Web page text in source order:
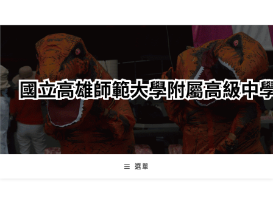
轉
要
內
容
選單